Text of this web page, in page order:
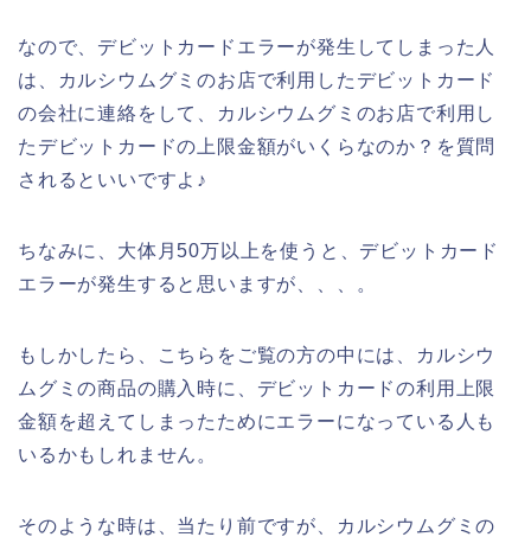
なので、デビットカードエラーが発生してしまった人
は、カルシウムグミのお店で利用したデビットカード
の会社に連絡をして、カルシウムグミのお店で利用し
たデビットカードの上限金額がいくらなのか？を質問
されるといいですよ♪
ちなみに、大体月50万以上を使うと、デビットカード
エラーが発生すると思いますが、、、。
もしかしたら、こちらをご覧の方の中には、カルシウ
ムグミの商品の購入時に、デビットカードの利用上限
金額を超えてしまったためにエラーになっている人も
いるかもしれません。
そのような時は、当たり前ですが、カルシウムグミの